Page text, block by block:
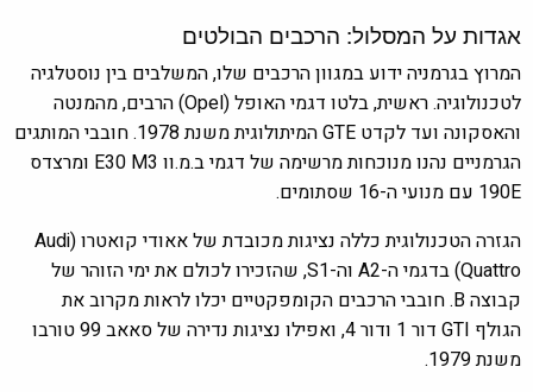
אגדות על המסלול: הרכבים הבולטים
המרוץ בגרמניה ידוע במגוון הרכבים שלו, המשלבים בין נוסטלגיה
לטכנולוגיה. ראשית, בלטו דגמי האופל (Opel) הרבים, מהמנטה
והאסקונה ועד לקדט GTE המיתולוגית משנת 1978. חובבי המותגים
הגרמניים נהנו מנוכחות מרשימה של דגמי ב.מ.וו E30 M3 ומרצדס
190E עם מנועי ה-16 שסתומים.
הגזרה הטכנולוגית כללה נציגות מכובדת של אאודי קואטרו (Audi
Quattro) בדגמי ה-A2 וה-S1, שהזכירו לכולם את ימי הזוהר של
קבוצה B. חובבי הרכבים הקומפקטיים יכלו לראות מקרוב את
הגולף GTI דור 1 ודור 4, ואפילו נציגות נדירה של סאאב 99 טורבו
משנת 1979.